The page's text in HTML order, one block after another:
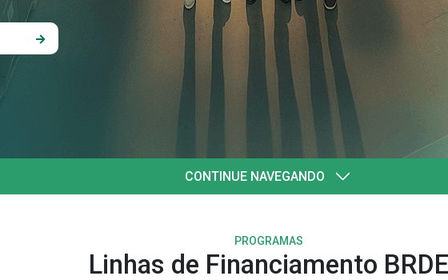
CONTINUE NAVEGANDO
PROGRAMAS
Linhas de Financiamento BRDE